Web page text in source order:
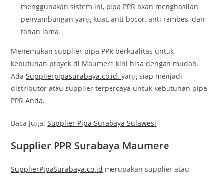
menggunakan sistem ini, pipa PPR akan menghasilan
penyambungan yang kuat, anti bocor, anti rembes, dan
tahan lama.
Menemukan supplier pipa PPR berkualitas untuk
kebutuhan proyek di Maumere kini bisa dengan mudah.
AdaSupplierpipasurabaya.co.id.yang siap menjadi
distributor atau supplier terpercaya untuk kebutuhan pipa
PPR Anda.
Baca Juga:Supplier Pipa Surabaya Sulawesi
Supplier PPR Surabaya Maumere
SupplierPipaSurabaya.co.id merupakan supplier atau